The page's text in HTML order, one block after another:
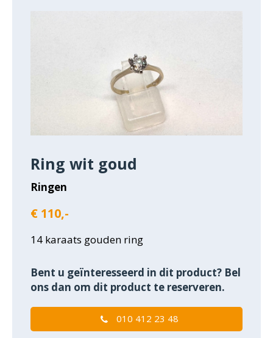
Ring wit goud
Ringen
€ 110,-
14 karaats gouden ring
Bent u geïnteresseerd in dit product? Bel
ons dan om dit product te reserveren.
010 412 23 48